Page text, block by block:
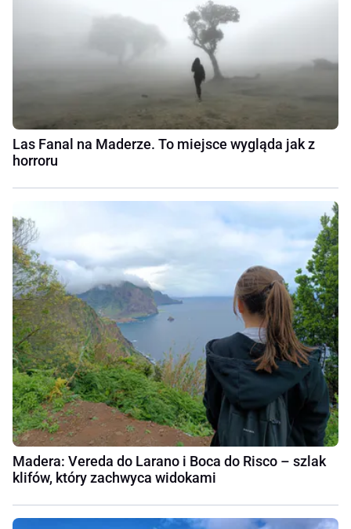
Las Fanal na Maderze. To miejsce wygląda jak z
horroru
Madera: Vereda do Larano i Boca do Risco – szlak
klifów, który zachwyca widokami